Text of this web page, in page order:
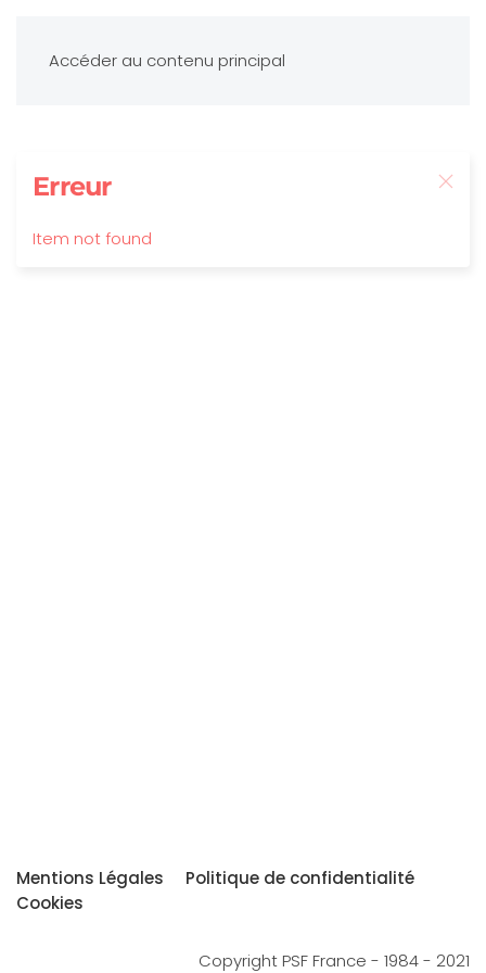
Accéder au contenu principal
Erreur
Item not found
Mentions Légales
Politique de confidentialité
Cookies
Copyright PSF France - 1984 - 2021